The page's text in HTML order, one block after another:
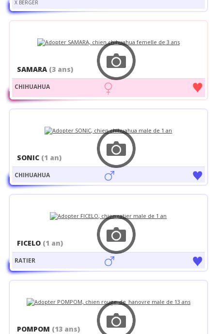
X BERGER
SAMARA (3 ans)
CHIHUAHUA
SONIC (1 an)
CHIHUAHUA
FICELO (1 an)
RATIER
POMPOM (13 ans)